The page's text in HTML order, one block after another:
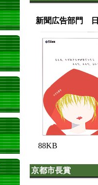
新聞広告部門
88KB
京都市長賞